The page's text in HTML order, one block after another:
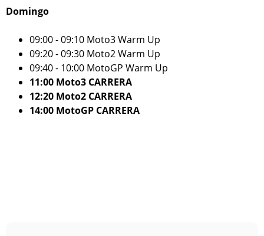
Domingo
09:00 - 09:10 Moto3 Warm Up
09:20 - 09:30 Moto2 Warm Up
09:40 - 10:00 MotoGP Warm Up
11:00 Moto3 CARRERA
12:20 Moto2 CARRERA
14:00 MotoGP CARRERA